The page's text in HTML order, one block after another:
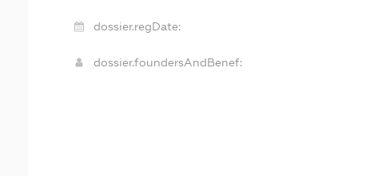
dossier.regDate:
dossier.foundersAndBenef: